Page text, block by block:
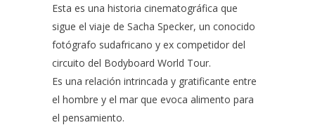
Esta es una historia cinematográfica que
sigue el viaje de Sacha Specker, un conocido
fotógrafo sudafricano y ex competidor del
circuito del Bodyboard World Tour.
Es una relación intrincada y gratificante entre
el hombre y el mar que evoca alimento para
el pensamiento.